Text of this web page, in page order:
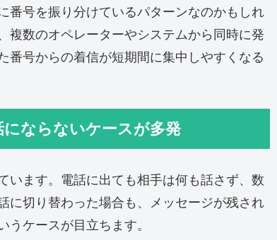
番号を振り分けているパターンなのかもしれ
複数のオペレーターやシステムから同時に発
番号からの着信が短期間に集中しやすくなる
にならないケースが多発
います。電話に出ても相手は何も話さず、数
に切り替わった場合も、メッセージが残され
ケースが目立ちます。